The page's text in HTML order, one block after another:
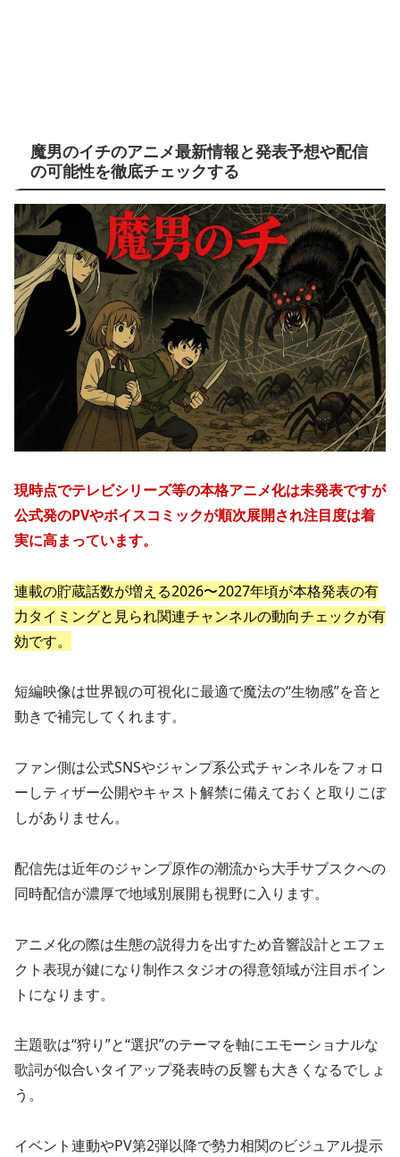
魔男のイチのアニメ最新情報と発表予想や配信
の可能性を徹底チェックする
現時点でテレビシリーズ等の本格アニメ化は未発表ですが
公式発のPVやボイスコミックが順次展開され注目度は着
実に高まっています。
連載の貯蔵話数が増える2026〜2027年頃が本格発表の有
力タイミングと見られ関連チャンネルの動向チェックが有
効です。
短編映像は世界観の可視化に最適で魔法の“生物感”を音と
動きで補完してくれます。
ファン側は公式SNSやジャンプ系公式チャンネルをフォロ
ーしティザー公開やキャスト解禁に備えておくと取りこぼ
しがありません。
配信先は近年のジャンプ原作の潮流から大手サブスクへの
同時配信が濃厚で地域別展開も視野に入ります。
アニメ化の際は生態の説得力を出すため音響設計とエフェ
クト表現が鍵になり制作スタジオの得意領域が注目ポイン
トになります。
主題歌は“狩り”と“選択”のテーマを軸にエモーショナルな
歌詞が似合いタイアップ発表時の反響も大きくなるでしょ
う。
イベント連動やPV第2弾以降で勢力相関のビジュアル提示